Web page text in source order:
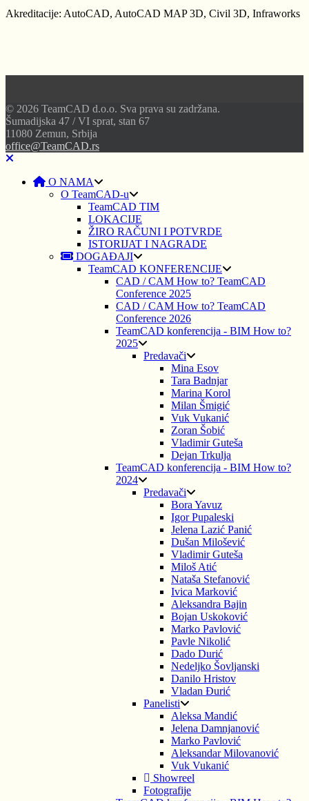
Akreditacije: AutoCAD, AutoCAD MAP 3D, Civil 3D, Infraworks
© 2026 TeamCAD d.o.o. Sva prava su zadržana.
Šumadijska 47 / VI sprat, stan 67
11080 Zemun, Srbija
office@TeamCAD.rs
O NAMA
O TeamCAD-u
TeamCAD TIM
LOKACIJE
ŽIRO RAČUNI I POTVRDE
ISTORIJAT I NAGRADE
DOGAĐAJI
TeamCAD KONFERENCIJE
CAD / CAM How to? TeamCAD
Conference 2025
CAD / CAM How to? TeamCAD
Conference 2026
TeamCAD konferencija - BIM How to?
2025
Predavači
Mina Esov
Tara Badnjar
Marina Korol
Milan Šmigić
Vuk Vukanić
Zoran Šobić
Vladimir Guteša
Dejan Trkulja
TeamCAD konferencija - BIM How to?
2024
Predavači
Bora Yavuz
Igor Pupaleski
Jelena Lazić Panić
Dušan Milošević
Vladimir Guteša
Miloš Atić
Nataša Stefanović
Ivica Marković
Aleksandra Bajin
Bojan Uskoković
Marko Pavlović
Pavle Nikolić
Dado Durić
Nedeljko Šovljanski
Danilo Hristov
Vladan Đurić
Panelisti
Aleksa Mandić
Jelena Damnjanović
Marko Pavlović
Aleksandar Milovanović
Vuk Vukanić
Showreel
Fotografije